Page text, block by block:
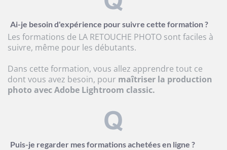
Ai-je besoin d'expérience pour suivre cette formation ?
Les formations de LA RETOUCHE PHOTO sont faciles à
suivre, même pour les débutants.
Dans cette formation, vous allez apprendre tout ce
dont vous avez besoin, pour maîtriser la production
photo avec Adobe Lightroom classic.
Puis-je regarder mes formations achetées en ligne ?